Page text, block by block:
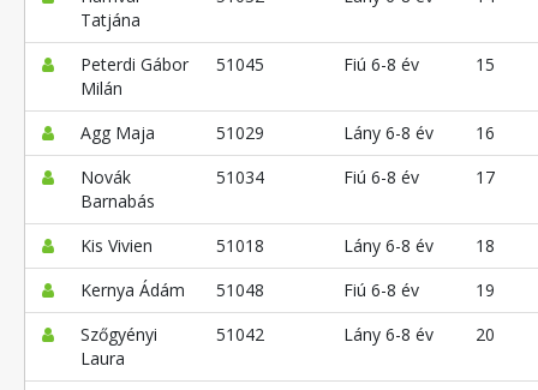
Tatjána
Peterdi Gábor
Milán
51045 Fiú 6-8 év 15
Agg Maja 51029 Lány 6-8 év
16
Novák
Barnabás
51034 Fiú 6-8 év 17
Kis Vivien 51018 Lány 6-8 év
18
Kernya Ádám
51048 Fiú 6-8 év
19
Szőgyényi
Laura
51042 Lány 6-8 év 20